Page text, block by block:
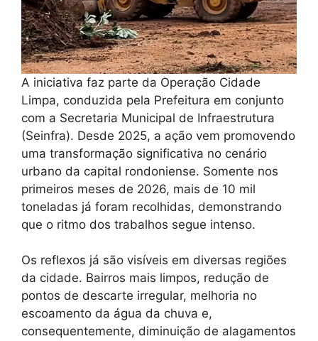
A iniciativa faz parte da Operação Cidade
Limpa, conduzida pela Prefeitura em conjunto
com a Secretaria Municipal de Infraestrutura
(Seinfra). Desde 2025, a ação vem promovendo
uma transformação significativa no cenário
urbano da capital rondoniense. Somente nos
primeiros meses de 2026, mais de 10 mil
toneladas já foram recolhidas, demonstrando
que o ritmo dos trabalhos segue intenso.
Os reflexos já são visíveis em diversas regiões
da cidade. Bairros mais limpos, redução de
pontos de descarte irregular, melhoria no
escoamento da água da chuva e,
consequentemente, diminuição de alagamentos